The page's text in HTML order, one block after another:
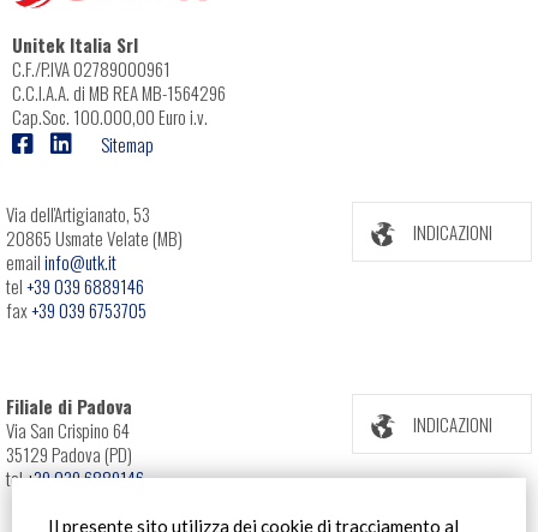
Il presente sito utilizza dei cookie di tracciamento al
Unitek Italia Srl
C.F./P.IVA 02789000961
C.C.I.A.A. di MB REA MB-1564296
Cap.Soc. 100.000,00 Euro i.v.
Sitemap
Via dell'Artigianato, 53
20865 Usmate Velate (MB)
emailinfo@utk.it
tel+39 039 6889146
fax+39 039 6753705
INDICAZIONI
Filiale di Padova
Via San Crispino 64
35129 Padova (PD)
tel+39 039 6889146
INDICAZIONI